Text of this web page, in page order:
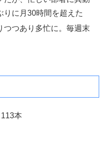
りに月30時間を超えた
つつあり多忙に。毎週末
本